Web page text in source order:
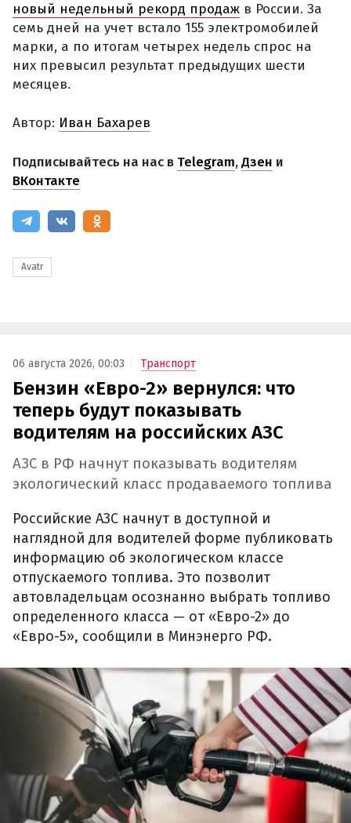
новый недельный рекорд продаж в России. За
семь дней на учет встало 155 электромобилей
марки, а по итогам четырех недель спрос на
них превысил результат предыдущих шести
месяцев.
Автор: Иван Бахарев
Подписывайтесь на нас в Telegram,Дзен и
ВКонтакте
Avatr
06 августа 2026, 00:03 Транспорт
Бензин «Евро-2» вернулся: что
теперь будут показывать
водителям на российских АЗС
АЗС в РФ начнут показывать водителям
экологический класс продаваемого топлива
Российские АЗС начнут в доступной и
наглядной для водителей форме публиковать
информацию об экологическом классе
отпускаемого топлива. Это позволит
автовладельцам осознанно выбрать топливо
определенного класса — от «Евро-2» до
«Евро-5», сообщили в Минэнерго РФ.